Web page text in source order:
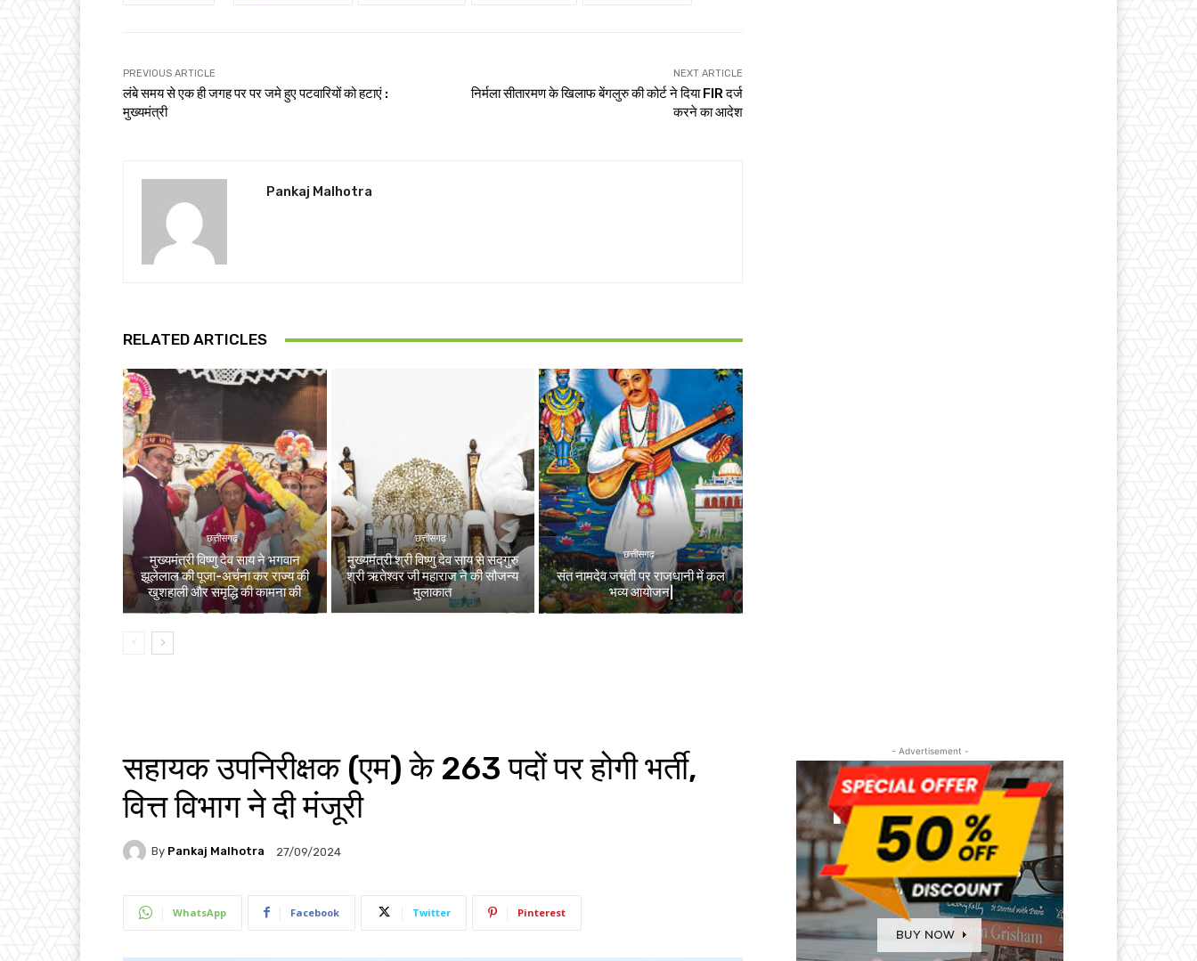
PREVIOUS ARTICLE
लंबे समय से एक ही जगह पर पर जमे हुए पटवारियों को हटाएं :
मुख्यमंत्री
NEXT ARTICLE
निर्मला सीतारमण के खिलाफ बेंगलुरु की कोर्ट ने दिया FIR दर्ज
करने का आदेश
Pankaj Malhotra
RELATED ARTICLES
छत्तीसगढ़
मुख्यमंत्री विष्णु देव साय ने भगवान
झूलेलाल की पूजा-अर्चना कर राज्य की
खुशहाली और समृद्धि की कामना की
छत्तीसगढ़
मुख्यमंत्री श्री विष्णु देव साय से सद्गुरु
श्री ऋतेश्वर जी महाराज ने की सौजन्य
मुलाकात
छत्तीसगढ़
संत नामदेव जयंती पर राजधानी में कल
भव्य आयोजन|
सहायक उपनिरीक्षक (एम) के 263 पदों पर होगी भर्ती,
वित्त विभाग ने दी मंजूरी
By Pankaj Malhotra 27/09/2024
WhatsApp Facebook Twitter Pinterest
- Advertisement -